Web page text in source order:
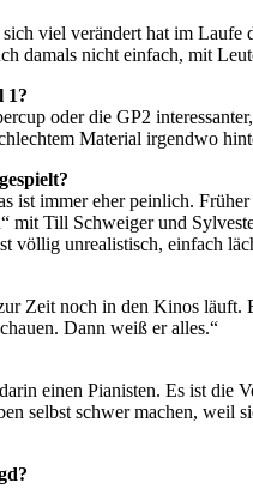
viel verändert hat im
damals nicht einfach, mit
1?
oder die GP2
Material irgendwo
ist immer eher peinlich.
mit Till Schweiger und
völlig unrealistisch, einfach
Zeit noch in den Kinos
Dann weiß er alles.“
einen Pianisten. Es ist
selbst schwer machen, weil